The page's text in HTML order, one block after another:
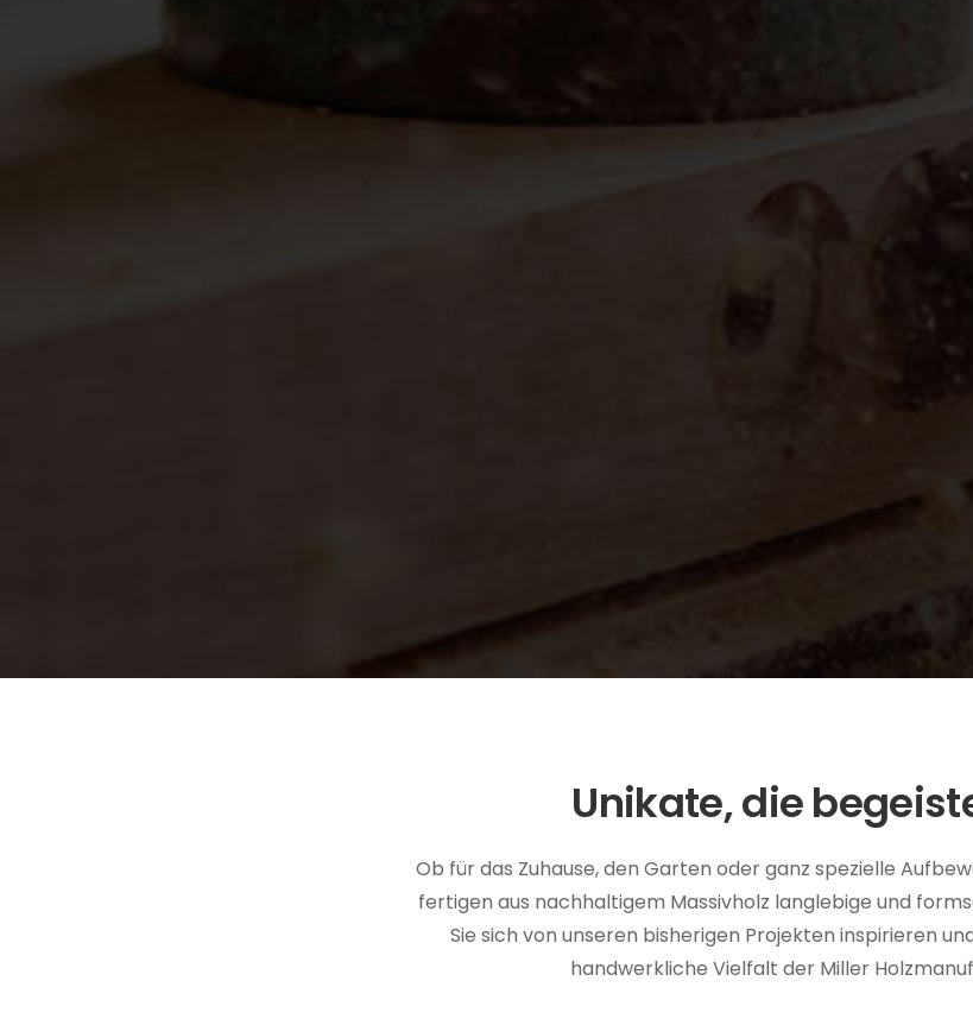
Unikate, die
Ob für das Zuhause, den Garten oder ganz spezielle
fertigen aus nachhaltigem Massivholz langlebige und
Sie sich von unseren bisherigen Projekten inspirieren
handwerkliche Vielfalt der Miller